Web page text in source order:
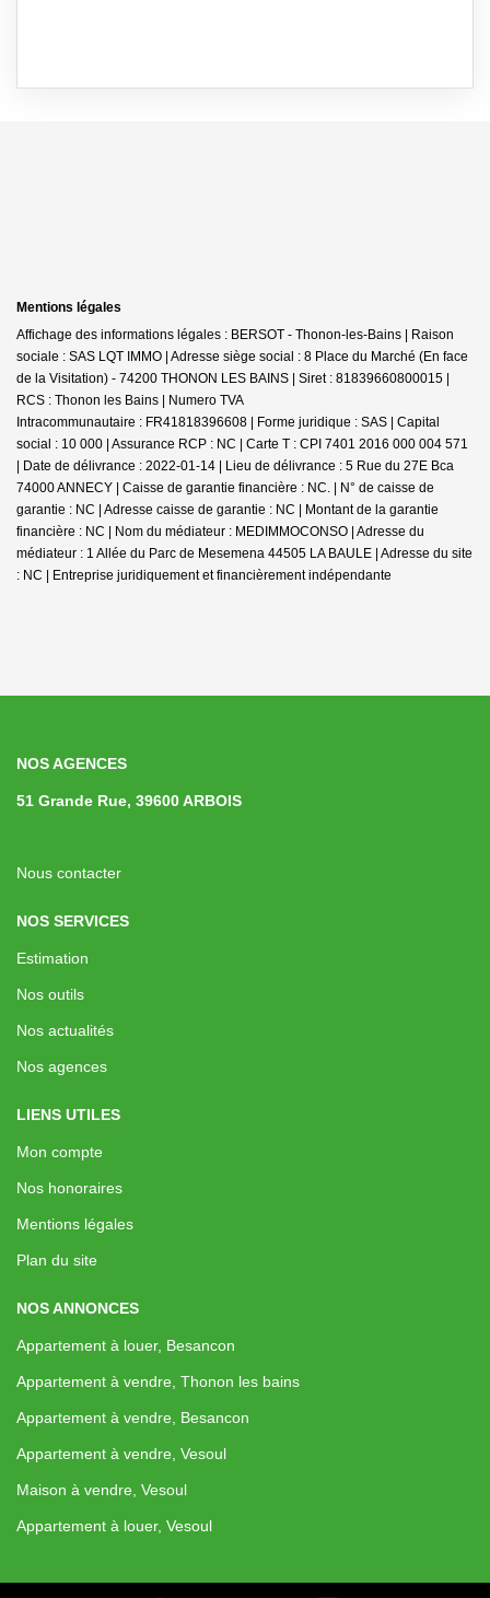
Mentions légales
Affichage des informations légales : BERSOT - Thonon-les-Bains | Raison
sociale : SAS LQT IMMO | Adresse siège social : 8 Place du Marché (En face
de la Visitation) - 74200 THONON LES BAINS | Siret : 81839660800015 |
RCS : Thonon les Bains | Numero TVA
Intracommunautaire : FR41818396608 | Forme juridique : SAS | Capital
social : 10 000 | Assurance RCP : NC | Carte T : CPI 7401 2016 000 004 571
| Date de délivrance : 2022-01-14 | Lieu de délivrance : 5 Rue du 27E Bca
74000 ANNECY | Caisse de garantie financière : NC. | N° de caisse de
garantie : NC | Adresse caisse de garantie : NC | Montant de la garantie
financière : NC | Nom du médiateur : MEDIMMOCONSO | Adresse du
médiateur : 1 Allée du Parc de Mesemena 44505 LA BAULE | Adresse du site
: NC | Entreprise juridiquement et financièrement indépendante
NOS AGENCES
51 Grande Rue, 39600 ARBOIS
Nous contacter
NOS SERVICES
Estimation
Nos outils
Nos actualités
Nos agences
LIENS UTILES
Mon compte
Nos honoraires
Mentions légales
Plan du site
NOS ANNONCES
Appartement à louer, Besancon
Appartement à vendre, Thonon les bains
Appartement à vendre, Besancon
Appartement à vendre, Vesoul
Maison à vendre, Vesoul
Appartement à louer, Vesoul